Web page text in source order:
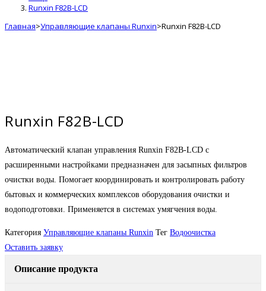
Runxin F82B-LCD
Главная>Управляющие клапаны Runxin>Runxin F82B-LCD
Runxin F82B-LCD
Автоматический клапан управления Runxin F82B-LCD с
расширенными настройками предназначен для засыпных фильтров
очистки воды. Помогает координировать и контролировать работу
бытовых и коммерческих комплексов оборудования очистки и
водоподготовки. Применяется в системах умягчения воды.
Категория Управляющие клапаны Runxin Тег Водоочистка
Оставить заявку
Описание продукта